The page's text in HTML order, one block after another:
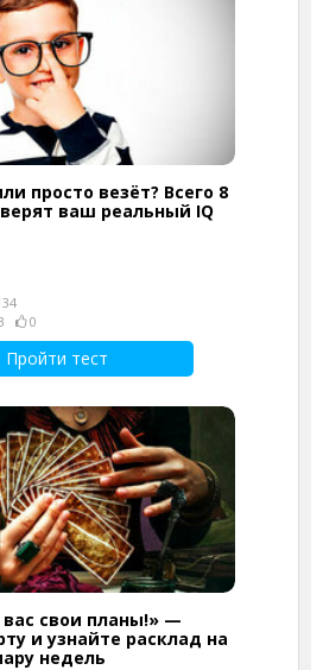
просто везёт? Всего 8
ваш реальный IQ
0
Пройти тест
свои планы!» —
и узнайте расклад на
недель